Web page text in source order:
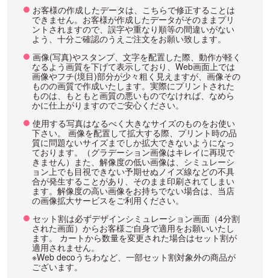
お客様の作成したデータは、こちらで修正することは
できません。お客様が作成したデータがそのままプリ
ントされますので、誤字や重なり順等の間違いがない
よう、十分ご確認のうえご注文をお願い致します。
画像(写真)やスタンプ、文字を配置した際、動作が軽く
なるよう画質を下げて表示しており、Web画面上では
画像やフチ(境目)部分が少々粗く見えますが、画像その
ものの画質で作成いたします。実際にプリントされた
ものは、もともと画質の悪いものでなければ、なめら
かに仕上がりますのでご安心ください。
使用する写真はなるべく大きなサイズのものをお使い
下さい。 画像を配置して拡大する際、プリント時の品
質に問題ないサイズまでしか拡大できないようになっ
ております。（グラデーション画像はキレイに再現で
きません）また、解像度の低い画像は、シミュレーシ
ョン上でも目視できない予期せぬノイズ線などの不具
合が発生することがあり、そのまま印刷されてしまい
ます。解像度の高い画像をお持ちでない場合は、当店
の画像拡大サービスをご利用ください。
セット割は必ずデザインシミュレーション画面（4分割
された画面）からお客様ご自身で適用をお願いいたし
ます。 カートから数量を変更された場合はセット割が
適用されません。
※Web decoうちわなど、一部セット割対象外の商品が
ございます。